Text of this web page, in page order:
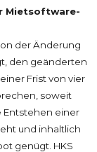
Mietsoftware-
der Änderung
den geänderten
Frist von vier
soweit
Entstehen einer
und inhaltlich
genügt. HKS